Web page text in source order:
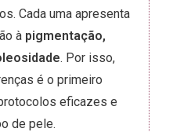
Cada uma apresenta
à pigmentação,
. Por isso,
é o primeiro
eficazes e
de pele.